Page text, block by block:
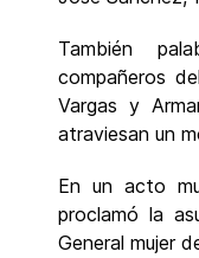
También
compañeros
Vargas y
atraviesan un
En un acto
proclamó la
General mujer